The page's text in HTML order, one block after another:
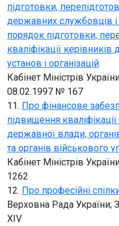
підготовки,
державних службовців
порядок підготовки,
кваліфікації
установ і організацій
Кабінет Міністрів
08.02.1997 № 167
11. Про фінансове
підвищення
державної влади,
та органів військового
Кабінет Міністрів
1262
12. Про професійні
Верховна Рада України;
XIV